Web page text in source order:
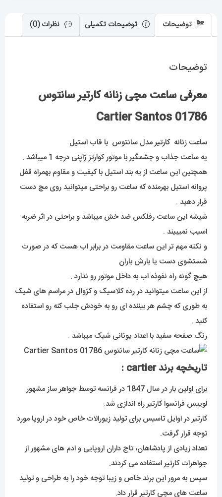
توضیحات توضیحات تکمیلی نظرات (0)
توضیحات
معرفی ساعت مچی زنانه کارتیر سانتوس
01786 Cartier Santos
ساعت زنانهکارتیرمدل سانتوس با قاب استیل
یه ساعت جذاب و چشمگیر با موتور کوارتز ژاپنی درجه 1 میباشد .
همچنین این ساعت از یه بند استیل با کیفیت و مقاوم بهمراه قفل
پروانه استیل بهرمنده که ساعت رو براحتی میتوانید روی مچ دست
قرار دهید .
شیشه این ساعت رفلکس ضد خش میباشد و براحتی در اثر ضربه
اسیب نمیبیند .
و نکته مهم تر این ساعت مقاومت در برابر اب هست که در صورت
شستشوی دست یا بارش باران
هیچ گونه راه نفوذه اب به داخل موتور رو ندارد .
از این ساعت میتوانید در رده کلاسیک و کژوال در مراسم های شیک
به طوری که چشم هر بیننده ای رو به خودش جلب کنه رو استفاده
کنید .
رنگ صفحه سفید با اعداد یونانی شیک میباشد .
تاریخچه برند cartier :
برای اولین بار در سال 1847 در فرانسه توسط جواهر ساز مشهور
لوییس فرانسوا کارتیر راه اندازی شد.
کارتیر در اوایل تاسیس برای تولید زیورالات خاص خود در اروپا مورد
توجه قرار گرفت.
تعداد زیادی از پادشاهان، تاج داران اروپایی و ادم های مشهور از
جواهرات کارتیر استفاده می کردند.
سپس به مرور این برند خاص و زیبا توجه خود را به طراحی و تولید
ساعت های مچی کارتیر قرار داد.